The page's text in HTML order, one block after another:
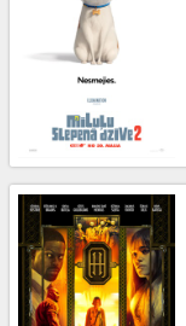
Dāvanu
kartes
Uzkodas
B2B
Kino
Klubs